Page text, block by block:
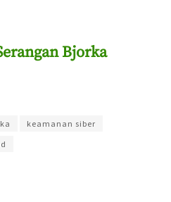
Bjorka
keamanan siber